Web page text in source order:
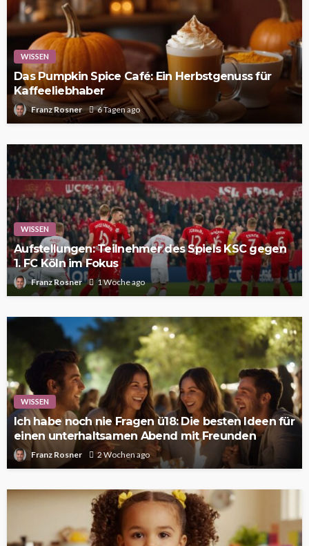
WISSEN
Das Pumpkin Spice Café: Ein Herbstgenuss für
Kaffeeliebhaber
Franz Rosner 6 Tagen ago
WISSEN
Aufstellungen: Teilnehmer des Spiels KSC gegen
1. FC Köln im Fokus
Franz Rosner 1 Woche ago
WISSEN
Ich habe noch nie Fragen ü18: Die besten Ideen für
einen unterhaltsamen Abend mit Freunden
Franz Rosner 2 Wochen ago